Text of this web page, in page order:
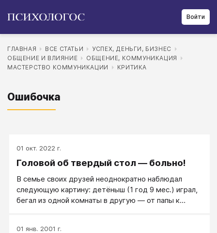
Войти
ГЛАВНАЯ ВСЕ СТАТЬИ
УСПЕХ, ДЕНЬГИ, БИЗНЕС
ОБЩЕНИЕ И ВЛИЯНИЕ
ОБЩЕНИЕ, КОММУНИКАЦИЯ
МАСТЕРСТВО КОММУНИКАЦИИ
КРИТИКА
Ошибочка
01 окт. 2022 г.
Головой об твердый стол — больно!
В семье своих друзей неоднократно наблюдал
следующую картину: детёныш (1 год 9 мес.) играл,
бегал из одной комнаты в другую ― от папы к
01 янв. 2001 г.